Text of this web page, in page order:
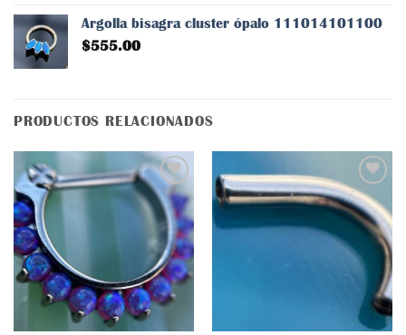
Argolla bisagra cluster ópalo 111014101100
$555.00
PRODUCTOS RELACIONADOS
Añadir
a la
lista
de
deseos
Añadir
a la
lista
deseos